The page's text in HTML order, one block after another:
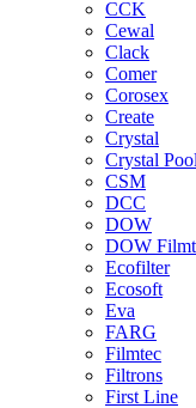
CCK
Cewal
Clack
Comer
Corosex
Create
Crystal
Crystal Pool
CSM
DCC
DOW
DOW
Ecofilter
Ecosoft
Eva
FARG
Filmtec
Filtrons
First Line